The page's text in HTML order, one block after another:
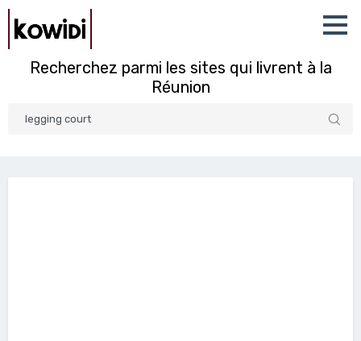
Recherchez parmi les sites qui livrent à la
Réunion